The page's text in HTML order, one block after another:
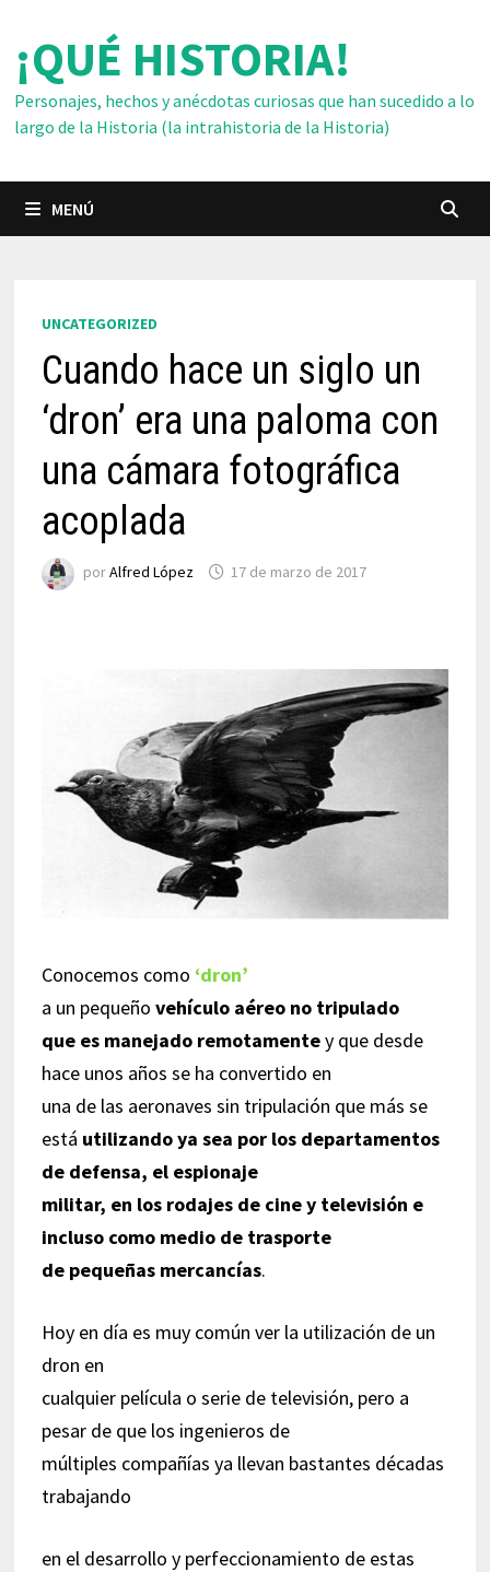
contenido
¡QUÉ HISTORIA!
Personajes, hechos y anécdotas curiosas que han sucedido a lo
largo de la Historia (la intrahistoria de la Historia)
MENÚ
UNCATEGORIZED
Cuando hace un siglo un
‘dron’ era una paloma con
una cámara fotográfica
acoplada
porAlfred López 17 de marzo de 2017
Conocemos como ‘dron’
a un pequeño vehículo aéreo no tripulado
que es manejado remotamentey que desde
hace unos años se ha convertido en
una de las aeronaves sin tripulación que más se
está utilizando ya sea por los departamentos
de defensa, el espionaje
militar, en los rodajes de cine y televisión e
incluso como medio de trasporte
de pequeñas mercancías.
Hoy en día es muy común ver la utilización de un
dron en
cualquier película o serie de televisión, pero a
pesar de que los ingenieros de
múltiples compañías ya llevan bastantes décadas
trabajando
en el desarrollo y perfeccionamiento de estas